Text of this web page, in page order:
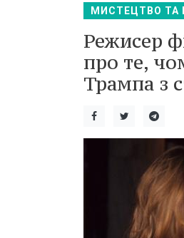
МИСТЕЦТВО ТА
Режисер
про те,
Трампа з